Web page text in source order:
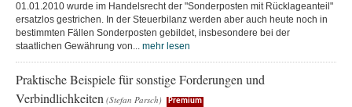
01.01.2010 wurde im Handelsrecht der "Sonderposten mit Rücklageanteil"
ersatzlos gestrichen. In der Steuerbilanz werden aber auch heute noch in
bestimmten Fällen Sonderposten gebildet, insbesondere bei der
staatlichen Gewährung von... mehr lesen
Praktische Beispiele für sonstige Forderungen und
Verbindlichkeiten (Stefan Parsch) Premium